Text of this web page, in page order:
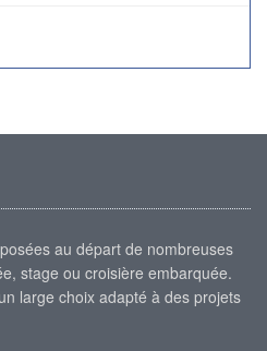
au départ de nombreuses
stage ou croisière embarquée.
large choix adapté à des projets